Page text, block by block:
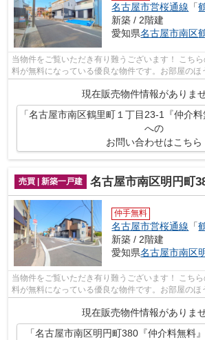
名古屋市営桜通線 「
新築 / 2階建
愛知県名古屋市南区
当物件をご覧いただき有り難うございます！ こち
料が無料になっている優良な物件です。お部屋のほ
せて頂きますのでお気軽にお問合せ下...
現在販売物件情報がありませ
「名古屋市南区鶴里町１丁目23-1『仲介料
への
お問い合わせはこちら
売買 | 新築一戸建 名古屋市南区明円町380『仲介料
仲手無料
名古屋市営桜通線 「
新築 / 2階建
愛知県名古屋市南区
当物件をご覧いただき有り難うございます！ こち
料が無料になっている優良な物件です。お部屋のほ
現在販売物件情報がありませ
「名古屋市南区明円町380『仲介料無料